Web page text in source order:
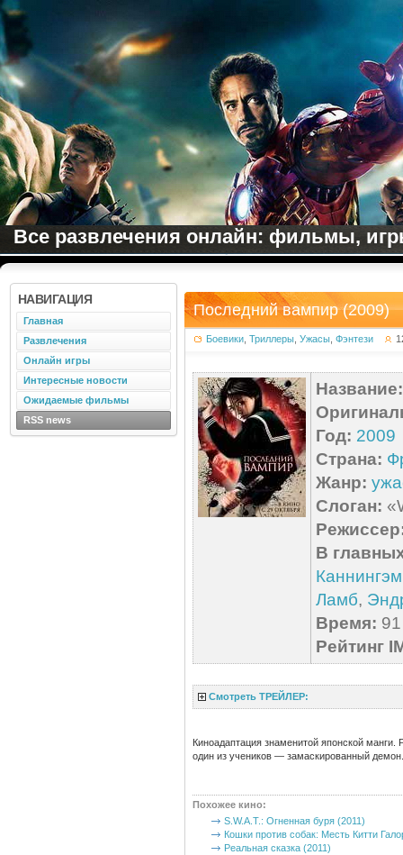
Все развлечения онлайн: фильмы,
Последний вампир (2009)
Боевики Триллеры Ужасы Фэнтези
Название:
Год: 2009
Страна:
Жанр:
Слоган:
В
Каннингэм
Ламб,
Время:
Рейтинг
Смотреть ТРЕЙЛЕР:
Киноадаптация знаменитой японской
один из учеников — замаскированный демон.
Похожее кино:
S.W.A.T.: Огненная буря (2011)
Кошки против собак: Месть Китти
Реальная сказка (2011)
НАВИГАЦИЯ
Главная
Развлечения
Онлайн игры
Интересные новости
Ожидаемые фильмы
RSS news